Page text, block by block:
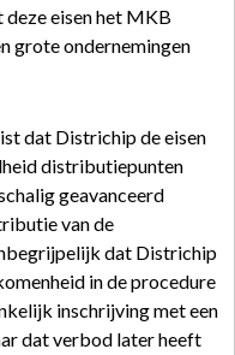
eisen het MKB
grote ondernemingen
dat Districhip de eisen
distributiepunten
geavanceerd
van de
dat Districhip
in de procedure
inschrijving met een
dat verbod later heeft